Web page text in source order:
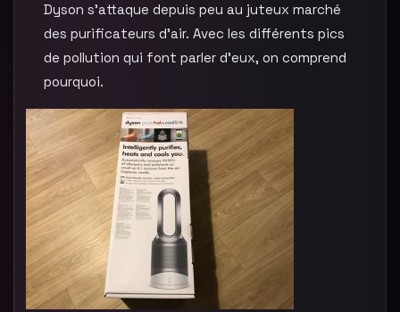
Dyson s’attaque depuis peu au juteux marché
des purificateurs d’air. Avec les différents pics
de pollution qui font parler d’eux, on comprend
pourquoi.